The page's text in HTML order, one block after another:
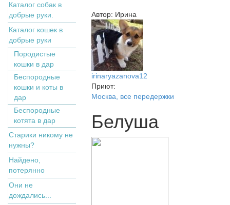
Каталог собак в
добрые руки.
Кaтaлoг кoшек в
дoбрыe рyки
Пopoдистыe
кoшки в дaр
Бecпopoдныe
кoшки и коты в
дap
Беспородные
котята в дар
Старики никому не
нужны?
Найдено,
потерянно
Они не
дождались...
Автор: Ирина
irinaryazanova12
Приют:
Москва, все передержки
Белуша